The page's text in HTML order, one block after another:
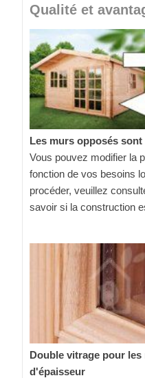
Qualité et
Les murs opposés
Vous pouvez modifier la
fonction de vos besoins
procéder, veuillez
savoir si la construction
Double vitrage pour les
d'épaisseur